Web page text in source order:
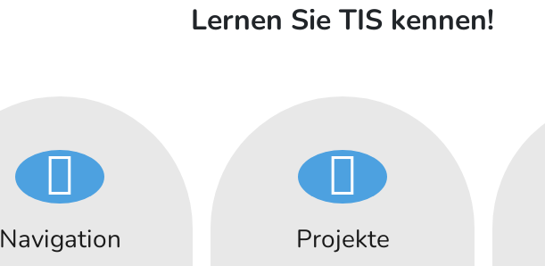
Lernen Sie TIS kennen!
Navigation Projekte